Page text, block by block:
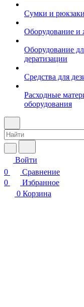
Сумки и
Оборудование и
Оборудование
дератизации
Средства для
Расходные
оборудования
Войти
0
Сравнение
0
Избранное
0 Корзина